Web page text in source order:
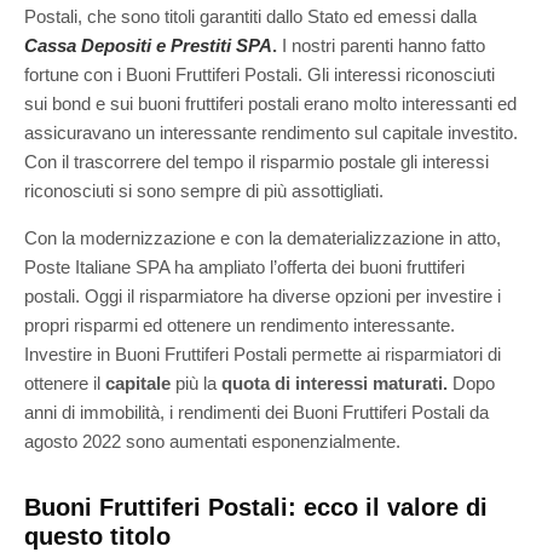
Postali, che sono titoli garantiti dallo Stato ed emessi dalla
Cassa Depositi e Prestiti SPA. I nostri parenti hanno fatto
fortune con i Buoni Fruttiferi Postali. Gli interessi riconosciuti
sui bond e sui buoni fruttiferi postali erano molto interessanti ed
assicuravano un interessante rendimento sul capitale investito.
Con il trascorrere del tempo il risparmio postale gli interessi
riconosciuti si sono sempre di più assottigliati.
Con la modernizzazione e con la dematerializzazione in atto,
Poste Italiane SPA ha ampliato l’offerta dei buoni fruttiferi
postali. Oggi il risparmiatore ha diverse opzioni per investire i
propri risparmi ed ottenere un rendimento interessante.
Investire in Buoni Fruttiferi Postali permette ai risparmiatori di
ottenere il capitale più la quota di interessi maturati. Dopo
anni di immobilità, i rendimenti dei Buoni Fruttiferi Postali da
agosto 2022 sono aumentati esponenzialmente.
Buoni Fruttiferi Postali: ecco il valore di
questo titolo